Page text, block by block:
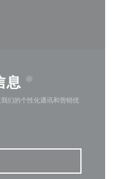
息 *
们的个性化通讯和营销优